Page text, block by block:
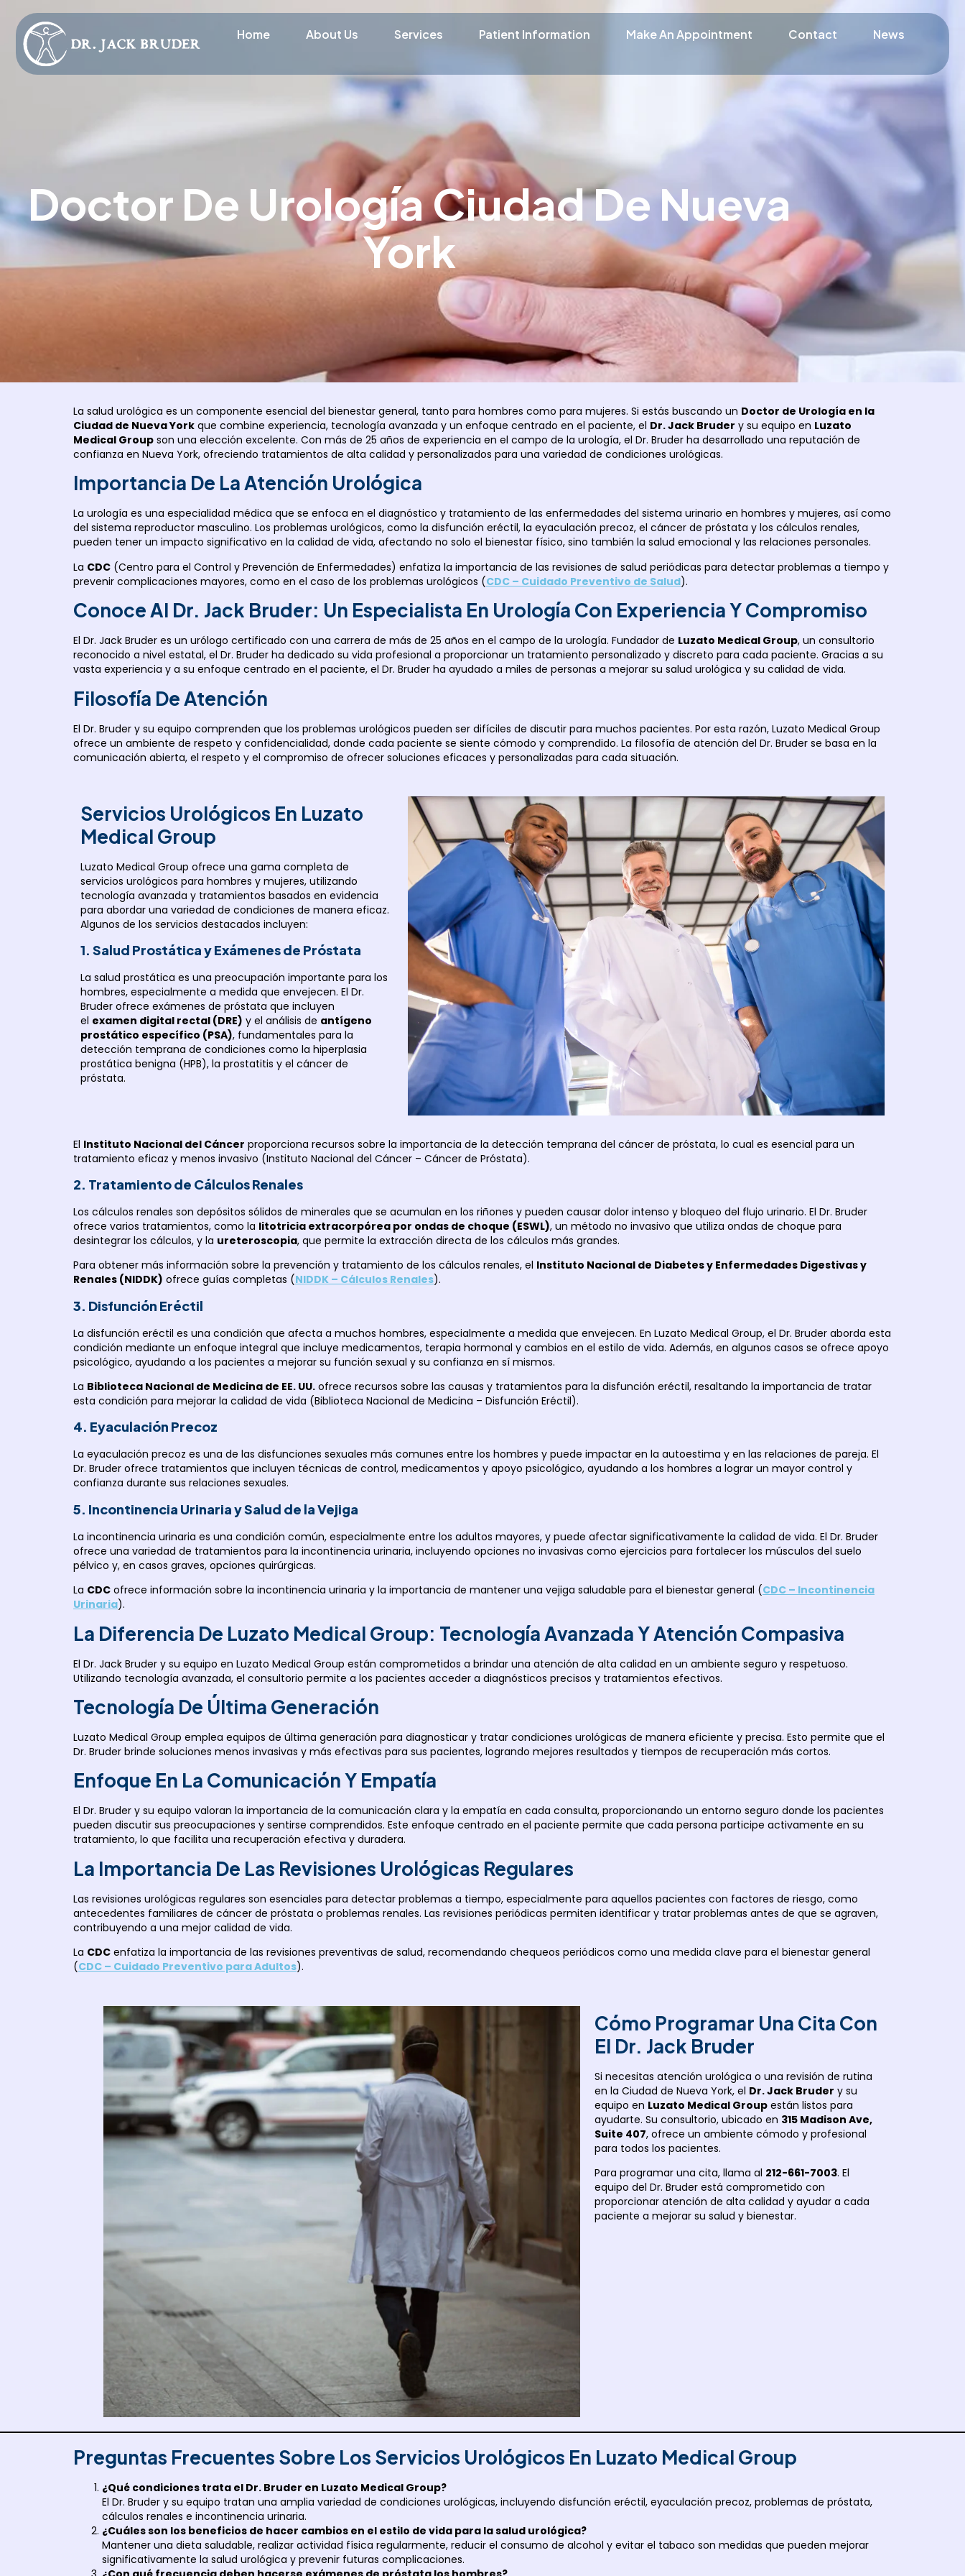
Home About Us Services Patient Information Make An Appointment Contact News
Doctor De Urología Ciudad De Nueva
York
La salud urológica es un componente esencial del bienestar general, tanto para hombres como para mujeres. Si estás buscando un Doctor de Urología en la
Ciudad de Nueva York que combine experiencia, tecnología avanzada y un enfoque centrado en el paciente, el Dr. Jack Bruder y su equipo en Luzato
Medical Group son una elección excelente. Con más de 25 años de experiencia en el campo de la urología, el Dr. Bruder ha desarrollado una reputación de
confianza en Nueva York, ofreciendo tratamientos de alta calidad y personalizados para una variedad de condiciones urológicas.
Importancia De La Atención Urológica
La urología es una especialidad médica que se enfoca en el diagnóstico y tratamiento de las enfermedades del sistema urinario en hombres y mujeres, así como
del sistema reproductor masculino. Los problemas urológicos, como la disfunción eréctil, la eyaculación precoz, el cáncer de próstata y los cálculos renales,
pueden tener un impacto significativo en la calidad de vida, afectando no solo el bienestar físico, sino también la salud emocional y las relaciones personales.
La CDC (Centro para el Control y Prevención de Enfermedades) enfatiza la importancia de las revisiones de salud periódicas para detectar problemas a tiempo y
prevenir complicaciones mayores, como en el caso de los problemas urológicos (CDC – Cuidado Preventivo de Salud).
Conoce Al Dr. Jack Bruder: Un Especialista En Urología Con Experiencia Y Compromiso
El Dr. Jack Bruder es un urólogo certificado con una carrera de más de 25 años en el campo de la urología. Fundador de Luzato Medical Group, un consultorio
reconocido a nivel estatal, el Dr. Bruder ha dedicado su vida profesional a proporcionar un tratamiento personalizado y discreto para cada paciente. Gracias a su
vasta experiencia y a su enfoque centrado en el paciente, el Dr. Bruder ha ayudado a miles de personas a mejorar su salud urológica y su calidad de vida.
Filosofía De Atención
El Dr. Bruder y su equipo comprenden que los problemas urológicos pueden ser difíciles de discutir para muchos pacientes. Por esta razón, Luzato Medical Group
ofrece un ambiente de respeto y confidencialidad, donde cada paciente se siente cómodo y comprendido. La filosofía de atención del Dr. Bruder se basa en la
comunicación abierta, el respeto y el compromiso de ofrecer soluciones eficaces y personalizadas para cada situación.
Servicios Urológicos En Luzato
Medical Group
Luzato Medical Group ofrece una gama completa de
servicios urológicos para hombres y mujeres, utilizando
tecnología avanzada y tratamientos basados en evidencia
para abordar una variedad de condiciones de manera eficaz.
Algunos de los servicios destacados incluyen:
1. Salud Prostática y Exámenes de Próstata
La salud prostática es una preocupación importante para los
hombres, especialmente a medida que envejecen. El Dr.
Bruder ofrece exámenes de próstata que incluyen
el examen digital rectal (DRE) y el análisis de antígeno
prostático específico (PSA), fundamentales para la
detección temprana de condiciones como la hiperplasia
prostática benigna (HPB), la prostatitis y el cáncer de
próstata.
El Instituto Nacional del Cáncer proporciona recursos sobre la importancia de la detección temprana del cáncer de próstata, lo cual es esencial para un
tratamiento eficaz y menos invasivo (Instituto Nacional del Cáncer – Cáncer de Próstata).
2. Tratamiento de Cálculos Renales
Los cálculos renales son depósitos sólidos de minerales que se acumulan en los riñones y pueden causar dolor intenso y bloqueo del flujo urinario. El Dr. Bruder
ofrece varios tratamientos, como la litotricia extracorpórea por ondas de choque (ESWL), un método no invasivo que utiliza ondas de choque para
desintegrar los cálculos, y la ureteroscopia, que permite la extracción directa de los cálculos más grandes.
Para obtener más información sobre la prevención y tratamiento de los cálculos renales, el Instituto Nacional de Diabetes y Enfermedades Digestivas y
Renales (NIDDK) ofrece guías completas (NIDDK – Cálculos Renales).
3. Disfunción Eréctil
La disfunción eréctil es una condición que afecta a muchos hombres, especialmente a medida que envejecen. En Luzato Medical Group, el Dr. Bruder aborda esta
condición mediante un enfoque integral que incluye medicamentos, terapia hormonal y cambios en el estilo de vida. Además, en algunos casos se ofrece apoyo
psicológico, ayudando a los pacientes a mejorar su función sexual y su confianza en sí mismos.
La Biblioteca Nacional de Medicina de EE. UU. ofrece recursos sobre las causas y tratamientos para la disfunción eréctil, resaltando la importancia de tratar
esta condición para mejorar la calidad de vida (Biblioteca Nacional de Medicina – Disfunción Eréctil).
4. Eyaculación Precoz
La eyaculación precoz es una de las disfunciones sexuales más comunes entre los hombres y puede impactar en la autoestima y en las relaciones de pareja. El
Dr. Bruder ofrece tratamientos que incluyen técnicas de control, medicamentos y apoyo psicológico, ayudando a los hombres a lograr un mayor control y
confianza durante sus relaciones sexuales.
5. Incontinencia Urinaria y Salud de la Vejiga
La incontinencia urinaria es una condición común, especialmente entre los adultos mayores, y puede afectar significativamente la calidad de vida. El Dr. Bruder
ofrece una variedad de tratamientos para la incontinencia urinaria, incluyendo opciones no invasivas como ejercicios para fortalecer los músculos del suelo
pélvico y, en casos graves, opciones quirúrgicas.
La CDC ofrece información sobre la incontinencia urinaria y la importancia de mantener una vejiga saludable para el bienestar general (CDC – Incontinencia
Urinaria).
La Diferencia De Luzato Medical Group: Tecnología Avanzada Y Atención Compasiva
El Dr. Jack Bruder y su equipo en Luzato Medical Group están comprometidos a brindar una atención de alta calidad en un ambiente seguro y respetuoso.
Utilizando tecnología avanzada, el consultorio permite a los pacientes acceder a diagnósticos precisos y tratamientos efectivos.
Tecnología De Última Generación
Luzato Medical Group emplea equipos de última generación para diagnosticar y tratar condiciones urológicas de manera eficiente y precisa. Esto permite que el
Dr. Bruder brinde soluciones menos invasivas y más efectivas para sus pacientes, logrando mejores resultados y tiempos de recuperación más cortos.
Enfoque En La Comunicación Y Empatía
El Dr. Bruder y su equipo valoran la importancia de la comunicación clara y la empatía en cada consulta, proporcionando un entorno seguro donde los pacientes
pueden discutir sus preocupaciones y sentirse comprendidos. Este enfoque centrado en el paciente permite que cada persona participe activamente en su
tratamiento, lo que facilita una recuperación efectiva y duradera.
La Importancia De Las Revisiones Urológicas Regulares
Las revisiones urológicas regulares son esenciales para detectar problemas a tiempo, especialmente para aquellos pacientes con factores de riesgo, como
antecedentes familiares de cáncer de próstata o problemas renales. Las revisiones periódicas permiten identificar y tratar problemas antes de que se agraven,
contribuyendo a una mejor calidad de vida.
La CDC enfatiza la importancia de las revisiones preventivas de salud, recomendando chequeos periódicos como una medida clave para el bienestar general
(CDC – Cuidado Preventivo para Adultos).
Cómo Programar Una Cita Con
El Dr. Jack Bruder
Si necesitas atención urológica o una revisión de rutina
en la Ciudad de Nueva York, el Dr. Jack Bruder y su
equipo en Luzato Medical Groupestán listos para
ayudarte. Su consultorio, ubicado en 315 Madison Ave,
Suite 407, ofrece un ambiente cómodo y profesional
para todos los pacientes.
Para programar una cita, llama al 212-661-7003. El
equipo del Dr. Bruder está comprometido con
proporcionar atención de alta calidad y ayudar a cada
paciente a mejorar su salud y bienestar.
Preguntas Frecuentes Sobre Los Servicios Urológicos En Luzato Medical Group
¿Qué condiciones trata el Dr. Bruder en Luzato Medical Group?
El Dr. Bruder y su equipo tratan una amplia variedad de condiciones urológicas, incluyendo disfunción eréctil, eyaculación precoz, problemas de próstata,
cálculos renales e incontinencia urinaria.
¿Cuáles son los beneficios de hacer cambios en el estilo de vida para la salud urológica?
Mantener una dieta saludable, realizar actividad física regularmente, reducir el consumo de alcohol y evitar el tabaco son medidas que pueden mejorar
significativamente la salud urológica y prevenir futuras complicaciones.